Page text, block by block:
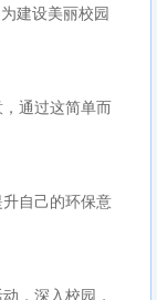
建设美丽校园
通过这简单而
自己的环保意
，深入校园，